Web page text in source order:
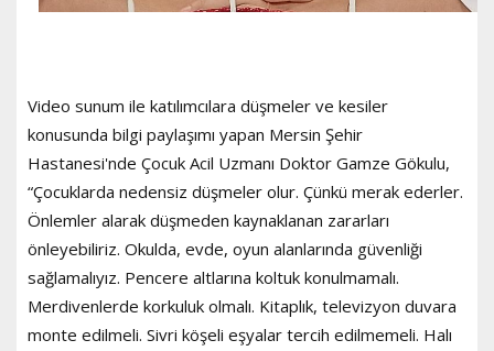
Video sunum ile katılımcılara düşmeler ve kesiler
konusunda bilgi paylaşımı yapan Mersin Şehir
Hastanesi'nde Çocuk Acil Uzmanı Doktor Gamze Gökulu,
“Çocuklarda nedensiz düşmeler olur. Çünkü merak ederler.
Önlemler alarak düşmeden kaynaklanan zararları
önleyebiliriz. Okulda, evde, oyun alanlarında güvenliği
sağlamalıyız. Pencere altlarına koltuk konulmamalı.
Merdivenlerde korkuluk olmalı. Kitaplık, televizyon duvara
monte edilmeli. Sivri köşeli eşyalar tercih edilmemeli. Halı